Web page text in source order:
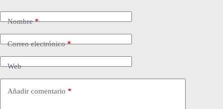
Nombre*
Correo electrónico*
Web
Añadir comentario *